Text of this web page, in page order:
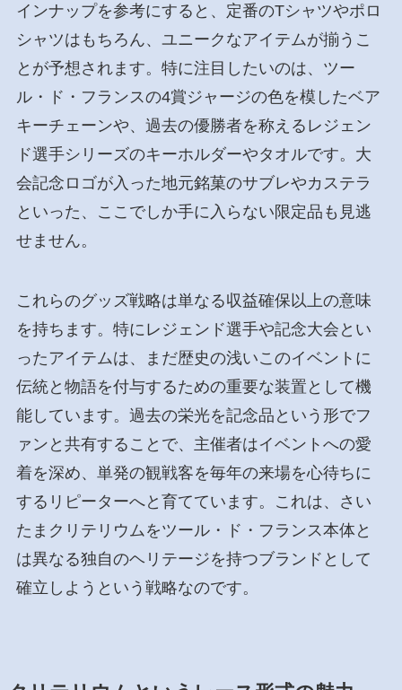
インナップを参考にすると、定番のTシャツやポロ
シャツはもちろん、ユニークなアイテムが揃うこ
とが予想されます。特に注目したいのは、ツー
ル・ド・フランスの4賞ジャージの色を模したベア
キーチェーンや、過去の優勝者を称えるレジェン
ド選手シリーズのキーホルダーやタオルです。大
会記念ロゴが入った地元銘菓のサブレやカステラ
といった、ここでしか手に入らない限定品も見逃
せません。
これらのグッズ戦略は単なる収益確保以上の意味
を持ちます。特にレジェンド選手や記念大会とい
ったアイテムは、まだ歴史の浅いこのイベントに
伝統と物語を付与するための重要な装置として機
能しています。過去の栄光を記念品という形でフ
ァンと共有することで、主催者はイベントへの愛
着を深め、単発の観戦客を毎年の来場を心待ちに
するリピーターへと育てています。これは、さい
たまクリテリウムをツール・ド・フランス本体と
は異なる独自のヘリテージを持つブランドとして
確立しようという戦略なのです。